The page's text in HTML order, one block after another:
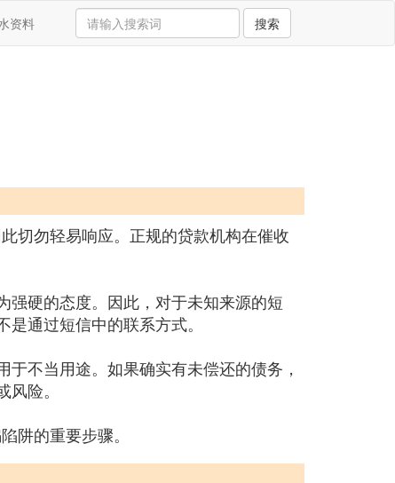
资料 搜索
切勿轻易响应。正规的贷款机构在催收
强硬的态度。因此，对于未知来源的短
通过短信中的联系方式。
不当用途。如果确实有未偿还的债务，
险。
阱的重要步骤。